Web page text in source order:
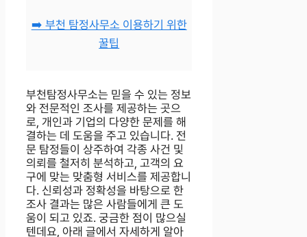
➡️ 부천 탐정사무소 이용하기 위한
꿀팁
부천탐정사무소는 믿을 수 있는 정보
와 전문적인 조사를 제공하는 곳으
로, 개인과 기업의 다양한 문제를 해
결하는 데 도움을 주고 있습니다. 전
문 탐정들이 상주하여 각종 사건 및
의뢰를 철저히 분석하고, 고객의 요
구에 맞는 맞춤형 서비스를 제공합니
다. 신뢰성과 정확성을 바탕으로 한
조사 결과는 많은 사람들에게 큰 도
움이 되고 있죠. 궁금한 점이 많으실
텐데요, 아래 글에서 자세하게 알아